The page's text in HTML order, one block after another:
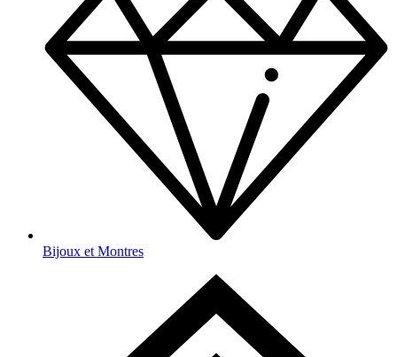
Bijoux et Montres